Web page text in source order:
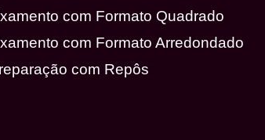
com Formato Quadrado
com Formato Arredondado
com Repôs